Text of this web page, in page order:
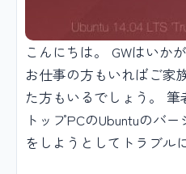
こんにちは。 GWはいか
お仕事の方もいればご家
た方もいるでしょう。
トップPCのUbuntuのバ
をしようとしてトラブル